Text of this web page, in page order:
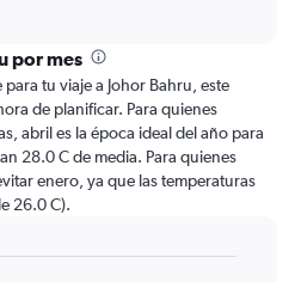
por mes
tu viaje a Johor Bahru, este
de planificar. Para quienes
abril es la época ideal del año para
28.0 C de media. Para quienes
enero, ya que las temperaturas
26.0 C).